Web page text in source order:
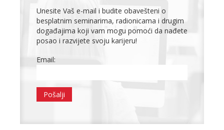
Unesite Vaš e-mail i budite obavešteni o
besplatnim seminarima, radionicama i drugim
događajima koji vam mogu pomoći da nađete
posao i razvijete svoju karijeru!
Email: